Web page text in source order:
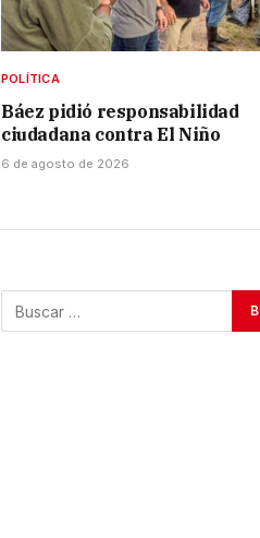
POLÍTICA
Báez pidió responsabilidad
ciudadana contra El Niño
6 de agosto de 2026